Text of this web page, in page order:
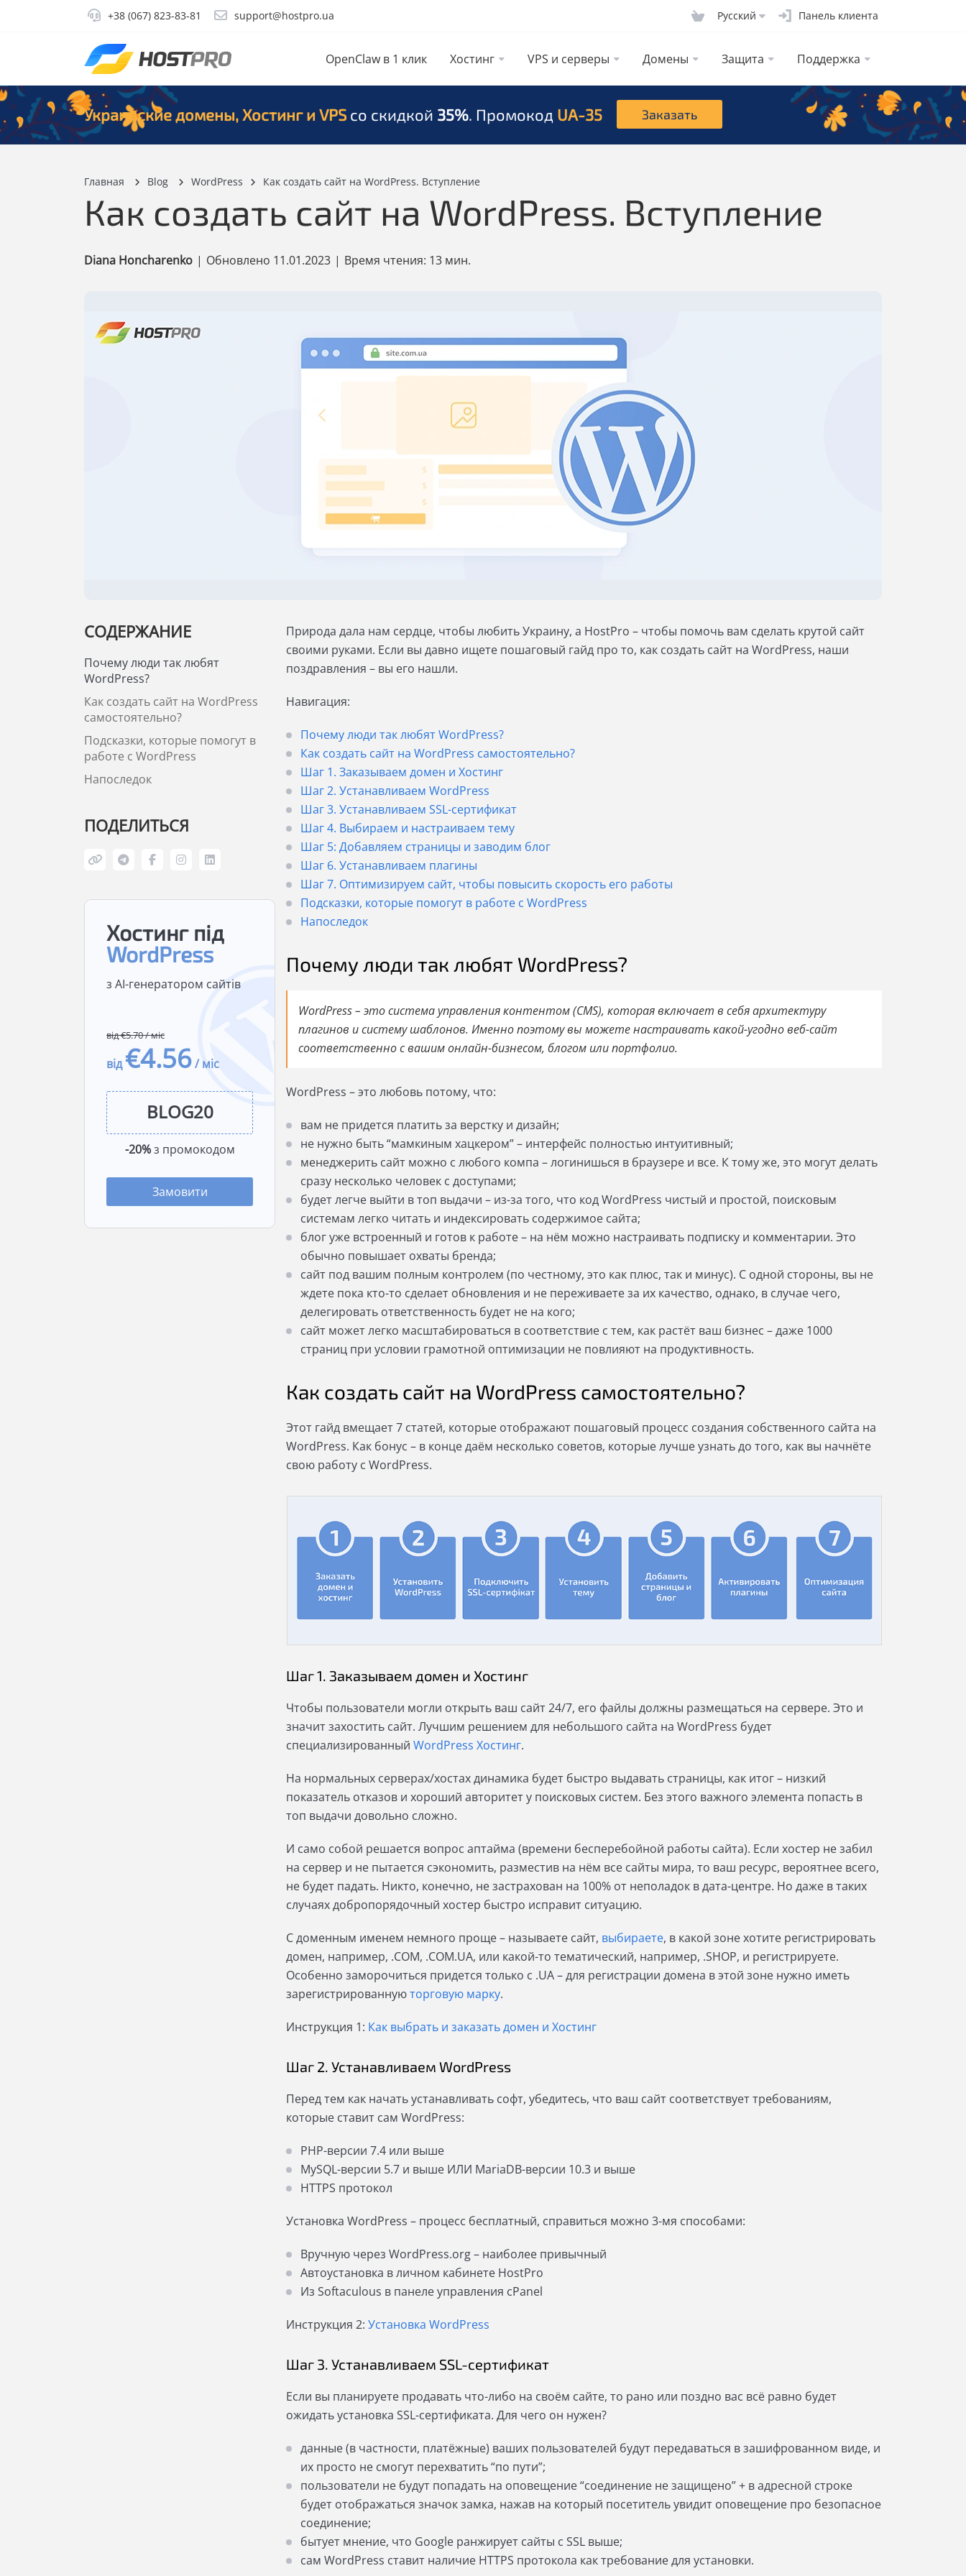
+38 (067) 823-83-81 support@hostpro.ua Русcкий Панель клиента
OpenClaw в 1 клик Хостинг VPS и серверы Домены Защита Поддержка
Украинские домены, Хостинг и VPS со скидкой 35%. Промокод UA-35 Заказать
Главная Blog WordPress Как создать сайт на WordPress. Вступление
Как создать сайт на WordPress. Вступление
Diana Honcharenko | Обновлено 11.01.2023 | Время чтения: 13 мин.
СОДЕРЖАНИЕ
Почему люди так любят
WordPress?
Как создать сайт на WordPress
самостоятельно?
Подсказки, которые помогут в
работе с WordPress
Напоследок
ПОДЕЛИТЬСЯ
Хостинг під
WordPress
з AI-генератором сайтів
від €5.70 / міс
від€4.56/ міс
-20%з промокодом
Замовити
Природа дала нам сердце, чтобы любить Украину, а HostPro – чтобы помочь вам сделать крутой сайт
своими руками. Если вы давно ищете пошаговый гайд про то, как создать сайт на WordPress, наши
поздравления – вы его нашли.
Навигация:
Почему люди так любят WordPress?
Как создать сайт на WordPress самостоятельно?
Шаг 1. Заказываем домен и Хостинг
Шаг 2. Устанавливаем WordPress
Шаг 3. Устанавливаем SSL-сертификат
Шаг 4. Выбираем и настраиваем тему
Шаг 5: Добавляем страницы и заводим блог
Шаг 6. Устанавливаем плагины
Шаг 7. Оптимизируем сайт, чтобы повысить скорость его работы
Подсказки, которые помогут в работе с WordPress
Напоследок
Почему люди так любят WordPress?
WordPress – это система управления контентом (CMS), которая включает в себя архитектуру
плагинов и систему шаблонов. Именно поэтому вы можете настраивать какой-угодно веб-сайт
соответственно с вашим онлайн-бизнесом, блогом или портфолио.
WordPress – это любовь потому, что:
вам не придется платить за верстку и дизайн;
не нужно быть “мамкиным хацкером” – интерфейс полностью интуитивный;
менеджерить сайт можно с любого компа – логинишься в браузере и все. К тому же, это могут делать
сразу несколько человек с доступами;
будет легче выйти в топ выдачи – из-за того, что код WordPress чистый и простой, поисковым
системам легко читать и индексировать содержимое сайта;
блог уже встроенный и готов к работе – на нём можно настраивать подписку и комментарии. Это
обычно повышает охваты бренда;
сайт под вашим полным контролем (по честному, это как плюс, так и минус). С одной стороны, вы не
ждете пока кто-то сделает обновления и не переживаете за их качество, однако, в случае чего,
делегировать ответственность будет не на кого;
сайт может легко масштабироваться в соответствие с тем, как растёт ваш бизнес – даже 1000
страниц при условии грамотной оптимизации не повлияют на продуктивность.
Как создать сайт на WordPress самостоятельно?
Этот гайд вмещает 7 статей, которые отображают пошаговый процесс создания собственного сайта на
WordPress. Как бонус – в конце даём несколько советов, которые лучше узнать до того, как вы начнёте
свою работу с WordPress.
Шаг 1. Заказываем домен и Хостинг
Чтобы пользователи могли открыть ваш сайт 24/7, его файлы должны размещаться на сервере. Это и
значит захостить сайт. Лучшим решением для небольшого сайта на WordPress будет
специализированныйWordPress Хостинг.
На нормальных серверах/хостах динамика будет быстро выдавать страницы, как итог – низкий
показатель отказов и хороший авторитет у поисковых систем. Без этого важного элемента попасть в
топ выдачи довольно сложно.
И само собой решается вопрос аптайма (времени бесперебойной работы сайта). Если хостер не забил
на сервер и не пытается сэкономить, разместив на нём все сайты мира, то ваш ресурс, вероятнее всего,
не будет падать. Никто, конечно, не застрахован на 100% от неполадок в дата-центре. Но даже в таких
случаях добропорядочный хостер быстро исправит ситуацию.
С доменным именем немного проще – называете сайт, выбираете, в какой зоне хотите регистрировать
домен, например, .COM, .COM.UA, или какой-то тематический, например, .SHOP, и регистрируете.
Особенно заморочиться придется только с .UA – для регистрации домена в этой зоне нужно иметь
зарегистрированнуюторговую марку.
Инструкция 1: Как выбрать и заказать домен и Хостинг
Шаг 2. Устанавливаем WordPress
Перед тем как начать устанавливать софт, убедитесь, что ваш сайт соответствует требованиям,
которые ставит сам WordPress:
PHP-версии 7.4 или выше
MySQL-версии 5.7 и выше ИЛИ MariaDB-версии 10.3 и выше
HTTPS протокол
Установка WordPress – процесс бесплатный, справиться можно 3-мя способами:
Вручную через WordPress.org – наиболее привычный
Автоустановка в личном кабинете HostPro
Из Softaculous в панеле управления сPanel
Инструкция 2:Установка WordPress
Шаг 3. Устанавливаем SSL-сертификат
Если вы планируете продавать что-либо на своём сайте, то рано или поздно вас всё равно будет
ожидать установка SSL-сертификата. Для чего он нужен?
данные (в частности, платёжные) ваших пользователей будут передаваться в зашифрованном виде, и
их просто не смогут перехватить “по пути”;
пользователи не будут попадать на оповещение “соединение не защищено” + в адресной строке
будет отображаться значок замка, нажав на который посетитель увидит оповещение про безопасное
соединение;
бытует мнение, что Google ранжирует сайты с SSL выше;
сам WordPress ставит наличие HTTPS протокола как требование для установки.